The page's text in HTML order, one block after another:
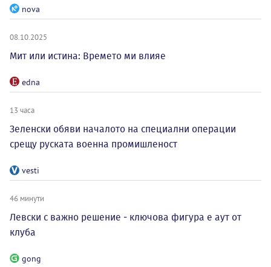
nova
08.10.2025
Мит или истина: Времето ми влияе
edna
13 часа
Зеленски обяви началото на специални операции
срещу руската военна промишленост
vesti
46 минути
Левски с важно решение - ключова фигура е аут от
клуба
gong